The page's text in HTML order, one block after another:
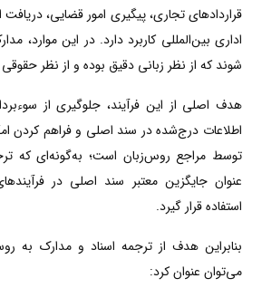
قراردادهای تجاری، پیگیری امور قضایی، دریافت
اداری بین‌المللی کاربرد دارد. در این موارد،
شوند که از نظر زبانی دقیق بوده و از نظر حقوقی
هدف اصلی از این فرآیند، جلوگیری از
اطلاعات درج‌شده در سند اصلی و فراهم کردن
توسط مراجع روس‌زبان است؛ به‌گونه‌ای که
عنوان جایگزین معتبر سند اصلی در
استفاده قرار گیرد.
بنابراین هدف از ترجمه اسناد و مدارک به
می‌توان عنوان کرد: